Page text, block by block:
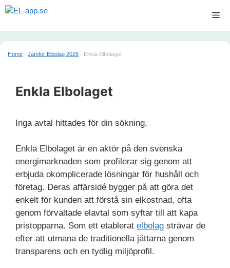
Hoppa
innehåll
Home - Jämför Elbolag 2026 - Enkla Elbolaget
Enkla Elbolaget
Inga avtal hittades för din sökning.
Enkla Elbolaget är en aktör på den svenska
energimarknaden som profilerar sig genom att
erbjuda okomplicerade lösningar för hushåll och
företag. Deras affärsidé bygger på att göra det
enkelt för kunden att förstå sin elkostnad, ofta
genom förvaltade elavtal som syftar till att kapa
pristopparna. Som ett etablerat elbolag strävar de
efter att utmana de traditionella jättarna genom
transparens och en tydlig miljöprofil.